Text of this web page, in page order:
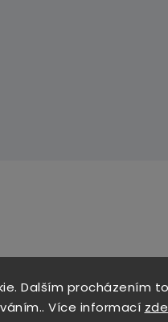
Dalším procházením
Více informací zde